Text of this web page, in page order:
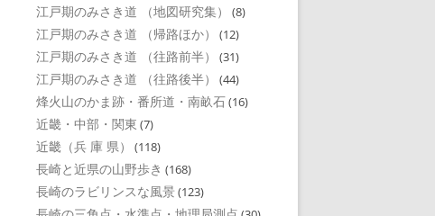
江戸期のみさき道 （地図研究集） (8)
江戸期のみさき道 （帰路ほか） (12)
江戸期のみさき道 （往路前半） (31)
江戸期のみさき道 （往路後半） (44)
烽火山のかま跡・番所道・南畝石(16)
近畿・中部・関東 (7)
近畿（兵 庫 県） (118)
長崎と近県の山野歩き (168)
長崎のラビリンスな風景 (123)